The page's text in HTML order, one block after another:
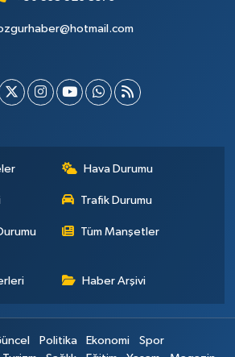
Hava Durumu
Trafik Durumu
Tüm Manşetler
Haber Arşivi
Politika Ekonomi
Spor